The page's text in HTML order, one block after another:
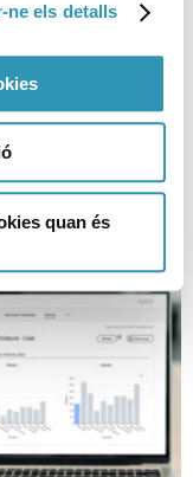
ne els detalls
quan és
en la